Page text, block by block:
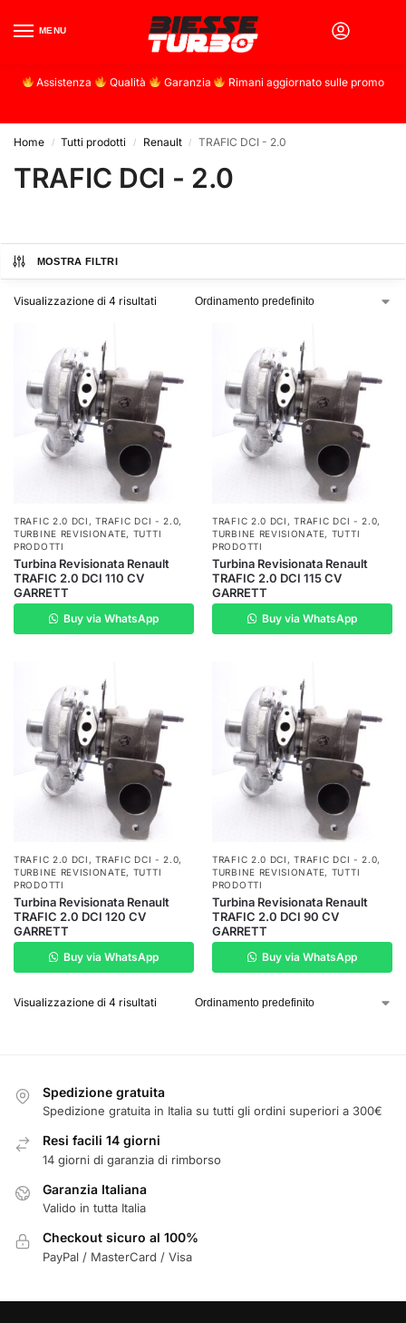
MENU
Assistenza Qualità Garanzia Rimani aggiornato sulle promo
Home / Tutti prodotti / Renault / TRAFIC DCI - 2.0
TRAFIC DCI - 2.0
MOSTRA FILTRI
Visualizzazione di 4 risultati
TRAFIC 2.0 DCI ,TRAFIC DCI - 2.0,
TURBINE REVISIONATE, TUTTI
PRODOTTI
Turbina Revisionata Renault
TRAFIC 2.0 DCI 110 CV
GARRETT
Buy via WhatsApp
TRAFIC 2.0 DCI ,TRAFIC DCI - 2.0,
TURBINE REVISIONATE, TUTTI
PRODOTTI
Turbina Revisionata Renault
TRAFIC 2.0 DCI 115 CV
GARRETT
Buy via WhatsApp
TRAFIC 2.0 DCI ,TRAFIC DCI - 2.0,
TURBINE REVISIONATE, TUTTI
PRODOTTI
Turbina Revisionata Renault
TRAFIC 2.0 DCI 120 CV
GARRETT
Buy via WhatsApp
TRAFIC 2.0 DCI ,TRAFIC DCI - 2.0,
TURBINE REVISIONATE, TUTTI
PRODOTTI
Turbina Revisionata Renault
TRAFIC 2.0 DCI 90 CV
GARRETT
Buy via WhatsApp
Visualizzazione di 4 risultati
Spedizione gratuita
Spedizione gratuita in Italia su tutti gli ordini superiori a 300€
Resi facili 14 giorni
14 giorni di garanzia di rimborso
Garanzia Italiana
Valido in tutta Italia
Checkout sicuro al 100%
PayPal / MasterCard / Visa